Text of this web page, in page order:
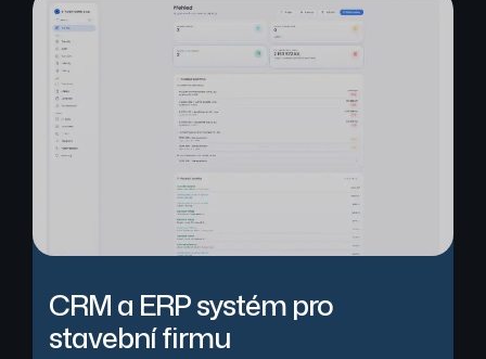
CRM a ERP systém pro
stavební firmu